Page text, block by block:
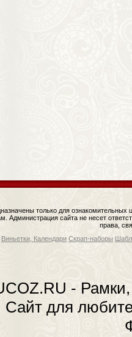
только для
Администрация сайта не несет
права,
Виньетки, Календари Скрап-наборы
-
для